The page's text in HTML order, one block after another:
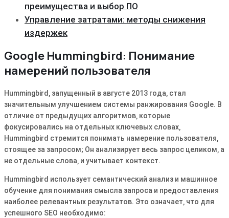
преимущества и выбор ПО
Управление затратами: методы снижения
издержек
Google Hummingbird: Понимание
намерений пользователя
Hummingbird‚ запущенный в августе 2013 года‚ стал
значительным улучшением системы ранжирования Google․ В
отличие от предыдущих алгоритмов‚ которые
фокусировались на отдельных ключевых словах‚
Hummingbird стремится понимать намерение пользователя‚
стоящее за запросом; Он анализирует весь запрос целиком‚ а
не отдельные слова‚ и учитывает контекст․
Hummingbird использует семантический анализ и машинное
обучение для понимания смысла запроса и предоставления
наиболее релевантных результатов․ Это означает‚ что для
успешного SEO необходимо: